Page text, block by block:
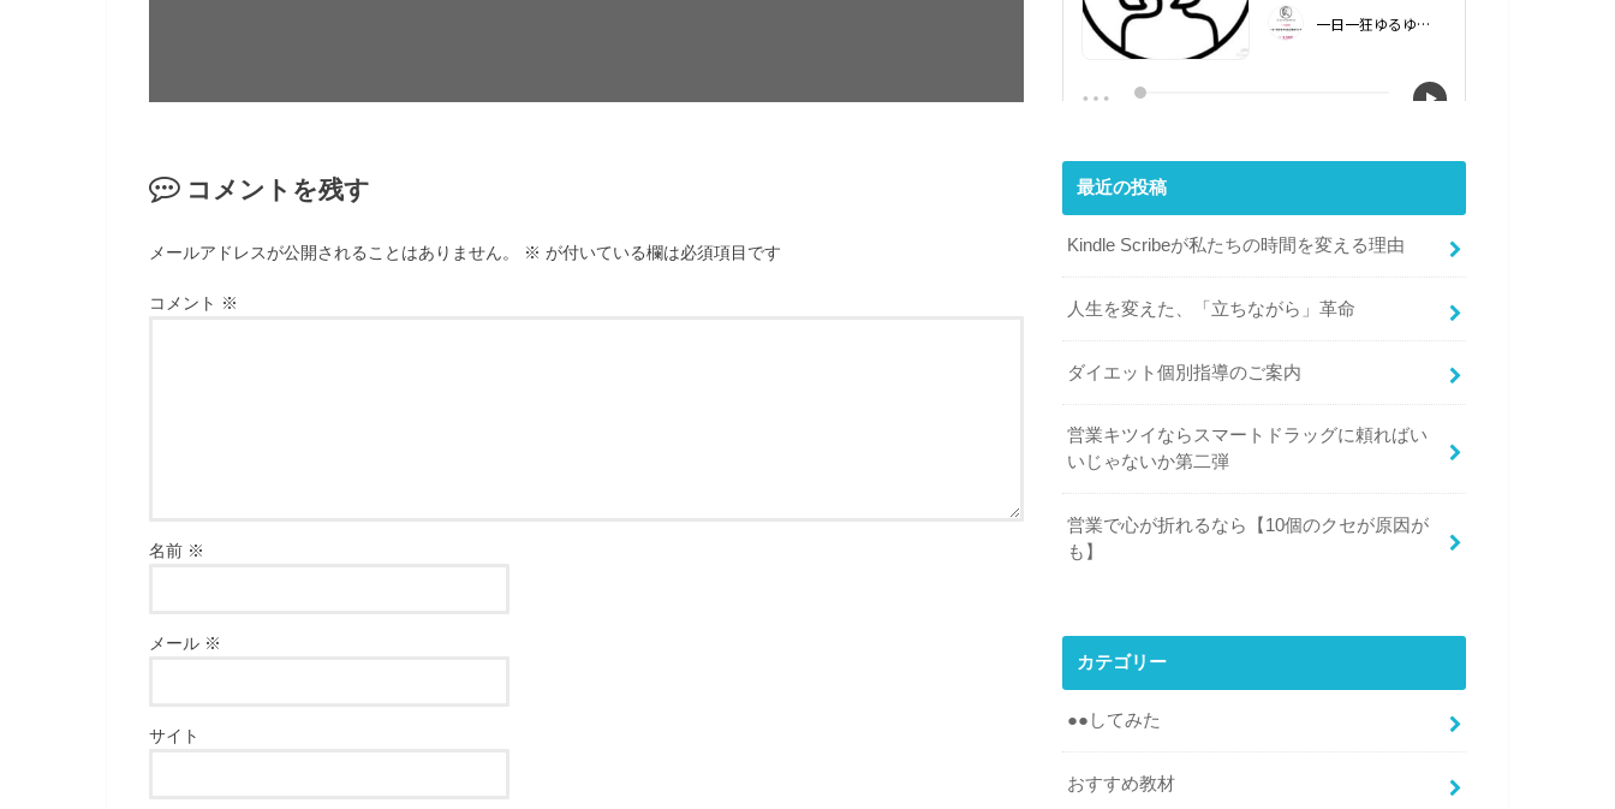
コメントを残す
メールアドレスが公開されることはありません。 ※ が付いている欄は必須項目です
コメント ※
名前 ※
メール ※
サイト
最近の投稿
Kindle Scribeが私たちの時間を変える理由
人生を変えた、「立ちながら」革命
ダイエット個別指導のご案内
営業キツイならスマートドラッグに頼ればい
いじゃないか第二弾
営業で心が折れるなら【10個のクセが原因が
も】
カテゴリー
●●してみた
おすすめ教材